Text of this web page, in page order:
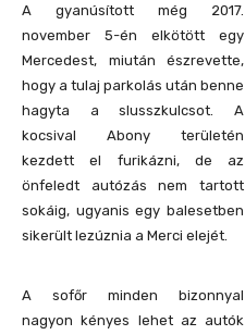
A gyanúsított még 2017.
november 5-én elkötött egy
Mercedest, miután észrevette,
hogy a tulaj parkolás után benne
hagyta a slusszkulcsot. A
kocsival Abony területén
kezdett el furikázni, de az
önfeledt autózás nem tartott
sokáig, ugyanis egy balesetben
sikerült lezúznia a Merci elejét.
A sofőr minden bizonnyal
nagyon kényes lehet az autók